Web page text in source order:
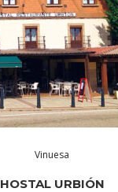
Vinuesa
HOSTAL URBIÓN